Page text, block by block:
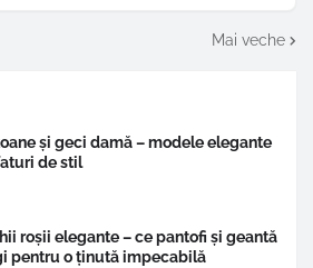
Mai veche
și geci damă – modele elegante
de stil
roșii elegante – ce pantofi și geantă
pentru o ținută impecabilă